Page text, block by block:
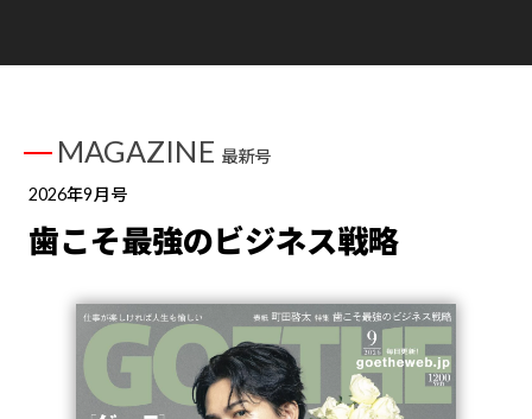
MAGAZINE 最新号
2026年9月号
歯こそ最強のビジネス戦略